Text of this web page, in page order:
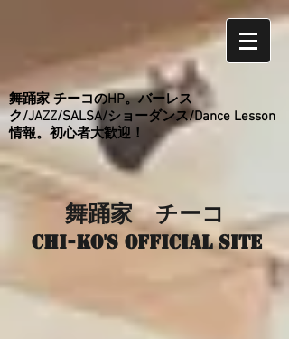
舞踊家 チーコのHP。バーレス
ク/JAZZ/SALSA/ショーダンス/Dance Lesson
情報。初心者大歓迎！
舞踊家 チーコ
Chi-ko's Official site